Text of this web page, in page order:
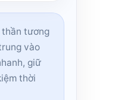
thần tương
vào
giữ
thời